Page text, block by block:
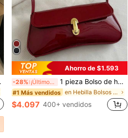
viajes de negocios y uso diario
Ahorro de $1.593
-28% ¡Últimos 3 días 1 pieza Bolso de hombro y bandolera de cuero sintético aceitado retro para mujer, adecuado para citas, salidas, fiestas, banquetes, estética
#1 Más vendidos en Hebilla Bolsos De Hombro De Mujer
$4.097 400+ vendidos